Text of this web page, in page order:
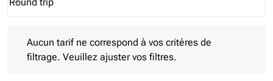
Journey Types option Round trip Selected
keyboard_arrow_down
Aucun tarif ne correspond à vos critères de
filtrage. Veuillez ajuster vos filtres.